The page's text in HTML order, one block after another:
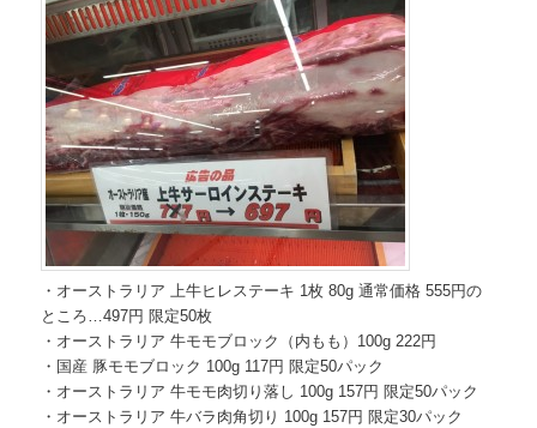
・オーストラリア 上牛ヒレステーキ 1枚 80g 通常価格 555円の
ところ…497円 限定50枚
・オーストラリア 牛モモブロック（内もも）100g 222円
・国産 豚モモブロック 100g 117円 限定50パック
・オーストラリア 牛モモ肉切り落し 100g 157円 限定50パック
・オーストラリア 牛バラ肉角切り 100g 157円 限定30パック